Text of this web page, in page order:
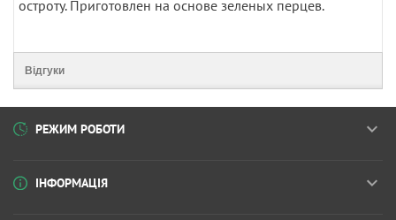
остроту. Приготовлен на основе зеленых перцев.
Відгуки
РЕЖИМ РОБОТИ
ІНФОРМАЦІЯ